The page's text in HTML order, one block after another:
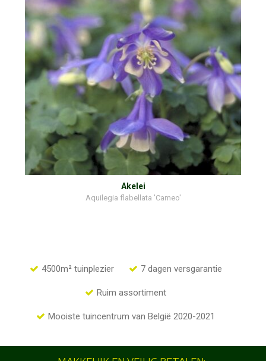
Akelei
Aquilegia flabellata 'Cameo'
4500m² tuinplezier 7 dagen versgarantie
Ruim assortiment
Mooiste tuincentrum van België 2020-2021